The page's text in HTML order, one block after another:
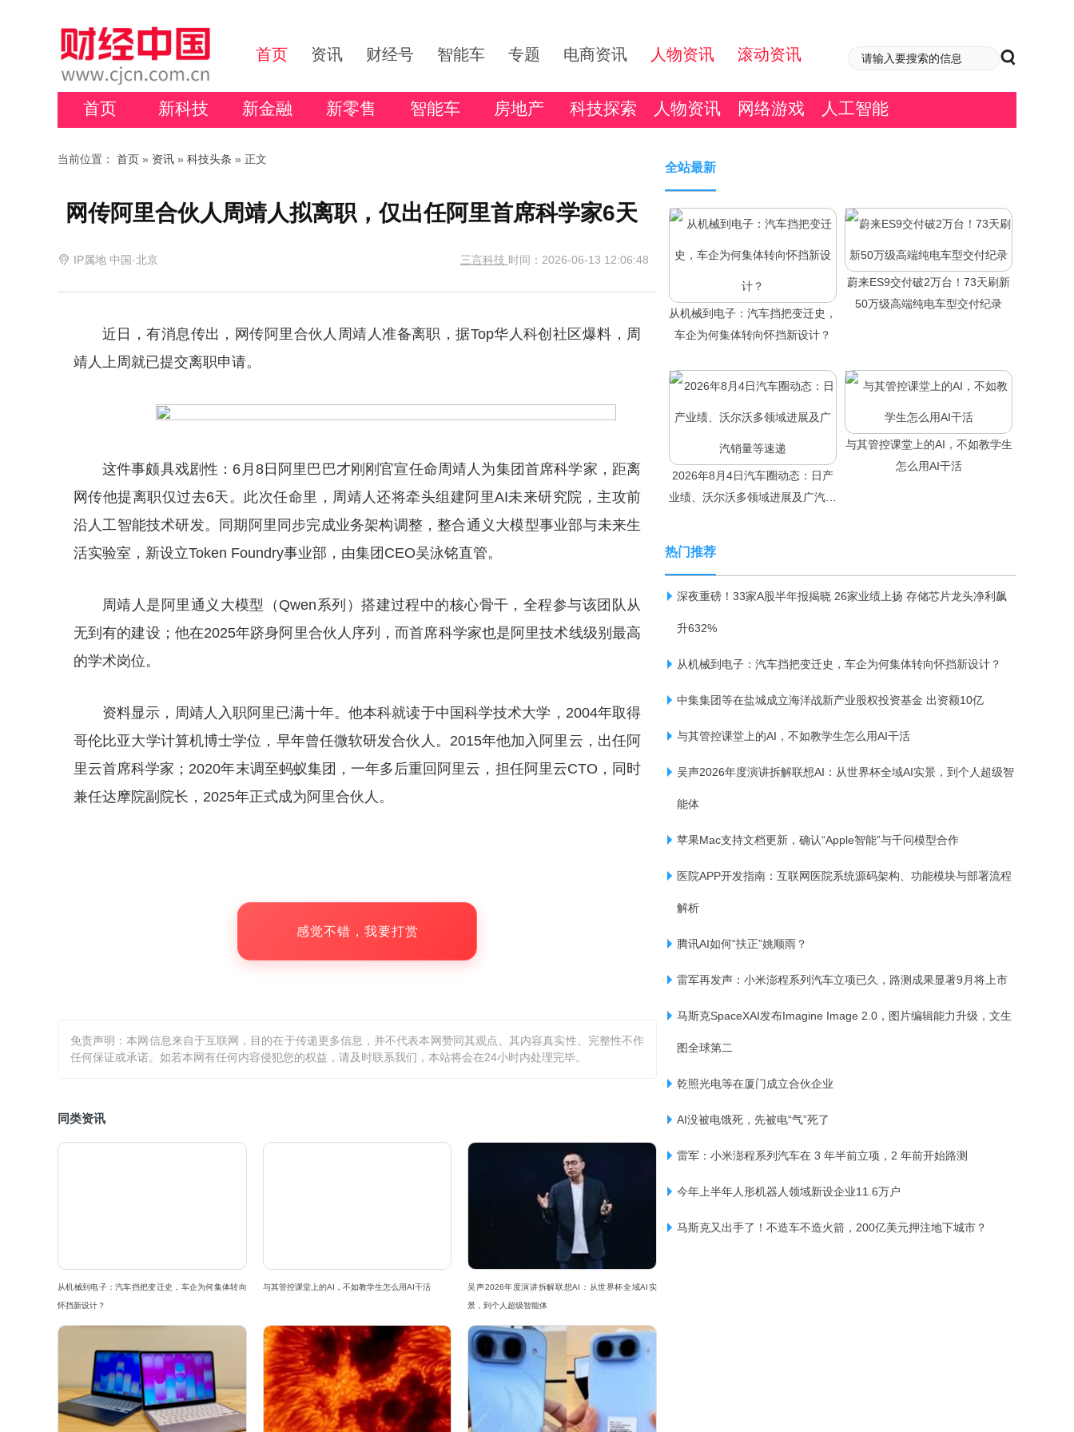
首页 资讯 财经号 智能车 专题 电商资讯 人物资讯 滚动资讯
首页 新科技 新金融 新零售 智能车 房地产 科技探索 人物资讯 网络游戏 人工智能
当前位置： 首页 » 资讯 » 科技头条 » 正文
网传阿里合伙人周靖人拟离职，仅出任阿里首席科学家6天
IP属地 中国·北京 三言科技 时间：2026-06-13 12:06:48
近日，有消息传出，网传阿里合伙人周靖人准备离职，据Top华人科创社区爆料，周
靖人上周就已提交离职申请。
这件事颇具戏剧性：6月8日阿里巴巴才刚刚官宣任命周靖人为集团首席科学家，距离
网传他提离职仅过去6天。此次任命里，周靖人还将牵头组建阿里AI未来研究院，主攻前
沿人工智能技术研发。同期阿里同步完成业务架构调整，整合通义大模型事业部与未来生
活实验室，新设立Token Foundry事业部，由集团CEO吴泳铭直管。
周靖人是阿里通义大模型（Qwen系列）搭建过程中的核心骨干，全程参与该团队从
无到有的建设；他在2025年跻身阿里合伙人序列，而首席科学家也是阿里技术线级别最高
的学术岗位。
资料显示，周靖人入职阿里已满十年。他本科就读于中国科学技术大学，2004年取得
哥伦比亚大学计算机博士学位，早年曾任微软研发合伙人。2015年他加入阿里云，出任阿
里云首席科学家；2020年末调至蚂蚁集团，一年多后重回阿里云，担任阿里云CTO，同时
兼任达摩院副院长，2025年正式成为阿里合伙人。
感觉不错，我要打赏
免责声明：本网信息来自于互联网，目的在于传递更多信息，并不代表本网赞同其观点。其内容真实性、完整性不作
任何保证或承诺。如若本网有任何内容侵犯您的权益，请及时联系我们，本站将会在24小时内处理完毕。
同类资讯
从机械到电子：汽车挡把变迁史，车企为何集体转向
怀挡新设计？
与其管控课堂上的AI，不如教学生怎么用AI干活 吴声2026年度演讲拆解联想AI：从世界杯全域AI实
景，到个人超级智能体
全站最新
从机械到电子：汽车挡把变迁史，
车企为何集体转向怀挡新设计？
蔚来ES9交付破2万台！73天刷新
50万级高端纯电车型交付纪录
2026年8月4日汽车圈动态：日产
业绩、沃尔沃多领域进展及广汽销
与其管控课堂上的AI，不如教学生
怎么用AI干活
热门推荐
深夜重磅！33家A股半年报揭晓 26家业绩上扬 存储芯片龙头净利飙
升632%
从机械到电子：汽车挡把变迁史，车企为何集体转向怀挡新设计？
中集集团等在盐城成立海洋战新产业股权投资基金 出资额10亿
与其管控课堂上的AI，不如教学生怎么用AI干活
吴声2026年度演讲拆解联想AI：从世界杯全域AI实景，到个人超级智
能体
苹果Mac支持文档更新，确认“Apple智能”与千问模型合作
医院APP开发指南：互联网医院系统源码架构、功能模块与部署流程
解析
腾讯AI如何“扶正”姚顺雨？
雷军再发声：小米澎程系列汽车立项已久，路测成果显著9月将上市
马斯克SpaceXAI发布Imagine Image 2.0，图片编辑能力升级，文生
图全球第二
乾照光电等在厦门成立合伙企业
AI没被电饿死，先被电“气”死了
雷军：小米澎程系列汽车在 3 年半前立项，2 年前开始路测
今年上半年人形机器人领域新设企业11.6万户
马斯克又出手了！不造车不造火箭，200亿美元押注地下城市？